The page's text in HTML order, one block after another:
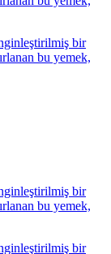
bir
bu yemek,
bir
bu yemek,
bir